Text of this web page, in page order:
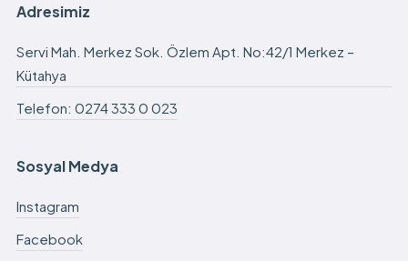
Adresimiz
Servi Mah. Merkez Sok. Özlem Apt. No:42/1 Merkez –
Kütahya
Telefon: 0274 333 0 023
Sosyal Medya
Instagram
Facebook